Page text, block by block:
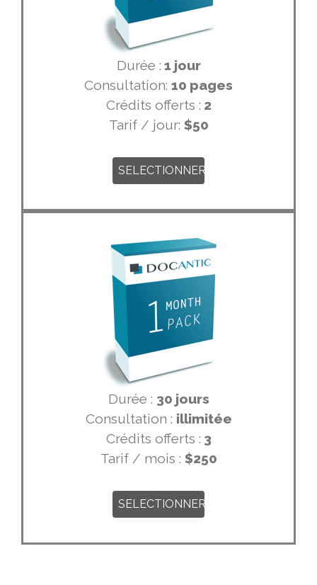
Durée : 1 jour
Consultation: 10 pages
Crédits offerts : 2
Tarif / jour: $50
SELECTIONNER
Durée : 30 jours
Consultation : illimitée
Crédits offerts : 3
Tarif / mois : $250
SELECTIONNER